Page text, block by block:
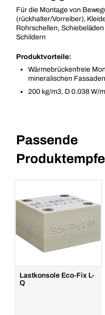
Für die Montage von
(rückhalter/Vorreiber),
Rohrschellen,
Schildern
Produktvorteile:
Wärmebrückenfreie
mineralischen
200 kg/m3, D 0.038 W/
Passende
Lastkonsole Eco-Fix L-
Q